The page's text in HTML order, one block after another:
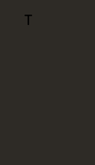
T A